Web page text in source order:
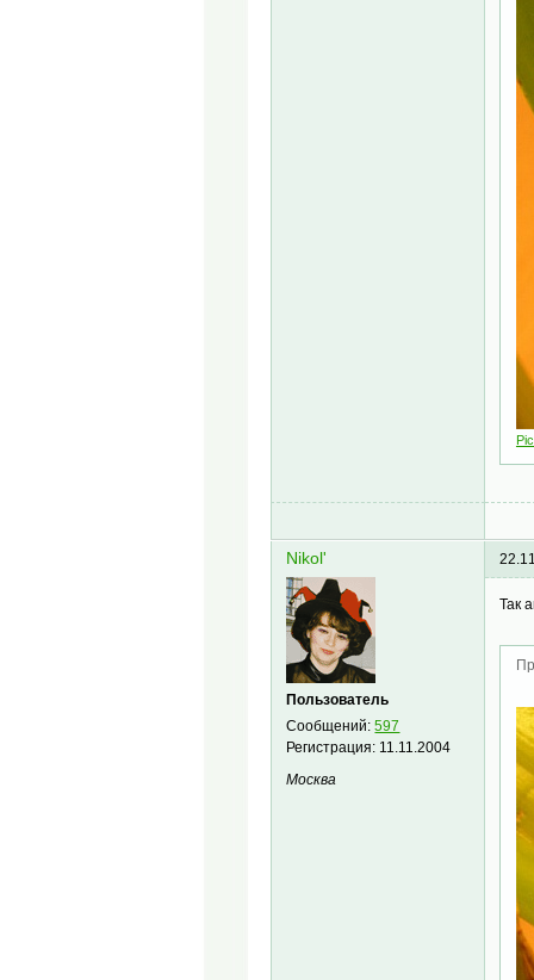
Nikol'
Пользователь
Сообщений:597
Регистрация: 11.11.2004
Москва
Так